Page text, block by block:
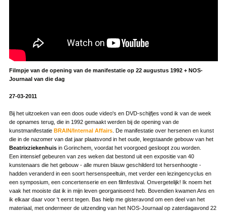
Filmpje van de opening van de manifestatie op 22 augustus 1992 + NOS-
Journaal van die dag
27-03-2011
Bij het uitzoeken van een doos oude video's en DVD-schijfjes vond ik van de week
de opnames terug, die in 1992 gemaakt werden bij de opening van de
kunstmanifestatie BRAIN/Internal Affairs. De manifestatie over hersenen en kunst
die in de nazomer van dat jaar plaatsvond in het oude, leegstaande gebouw van het
Beatrixziekenhuis in Gorinchem, voordat het voorgoed gesloopt zou worden.
Een intensief gebeuren van zes weken dat bestond uit een expositie van 40
kunstenaars die het gebouw - alle muren blauw geschilderd tot hersenhoogte -
hadden veranderd in een soort hersenspeeltuin, met verder een lezingencyclus en
een symposium, een concertenserie en een filmfestival. Onvergetelijk! Ik noem het
vaak het mooiste dat ik in mijn leven georganiseerd heb. Bovendien kwamen Ans en
ik elkaar daar voor 't eerst tegen. Bas hielp me gisteravond om een deel van het
materiaal, met ondermeer de uitzending van het NOS-Journaal op zaterdagavond 22